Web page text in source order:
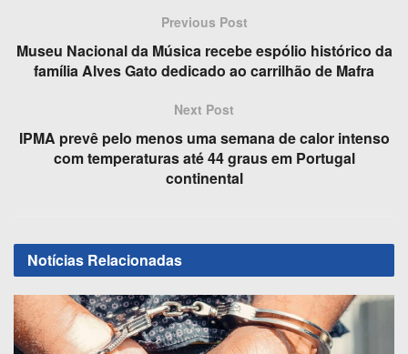
b
o
k
d
o
e
Previous Post
Museu Nacional da Música recebe espólio histórico da
família Alves Gato dedicado ao carrilhão de Mafra
Next Post
IPMA prevê pelo menos uma semana de calor intenso
com temperaturas até 44 graus em Portugal
continental
Notícias Relacionadas